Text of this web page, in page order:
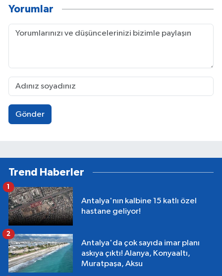
Yorumlar
Gönder
Trend Haberler
Antalya'nın kalbine 15 katlı özel
hastane geliyor!
1
Antalya'da çok sayıda imar planı
askıya çıktı! Alanya, Konyaaltı,
Muratpaşa, Aksu
2